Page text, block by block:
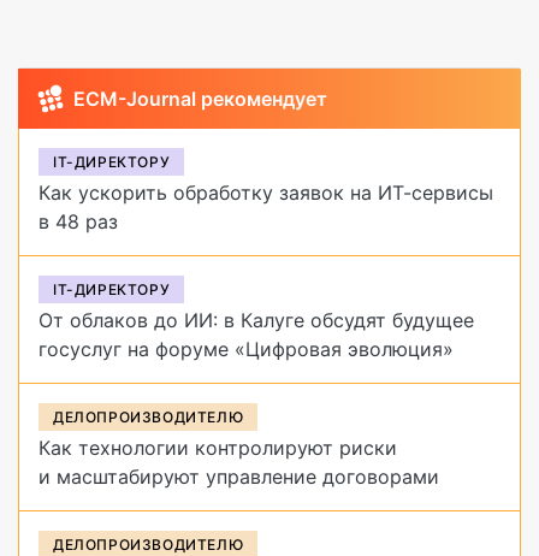
ECM-Journal рекомендует
IT-ДИРЕКТОРУ
Как ускорить обработку заявок на ИТ-сервисы
в 48 раз
IT-ДИРЕКТОРУ
От облаков до ИИ: в Калуге обсудят будущее
госуслуг на форуме «Цифровая эволюция»
ДЕЛОПРОИЗВОДИТЕЛЮ
Как технологии контролируют риски
и масштабируют управление договорами
ДЕЛОПРОИЗВОДИТЕЛЮ